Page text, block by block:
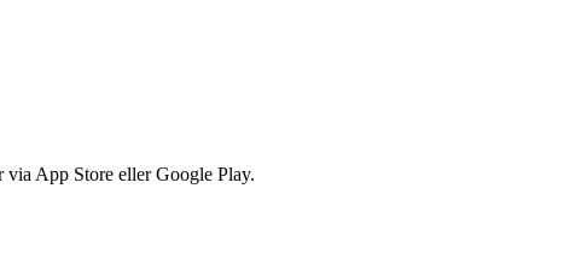
via App Store eller Google Play.